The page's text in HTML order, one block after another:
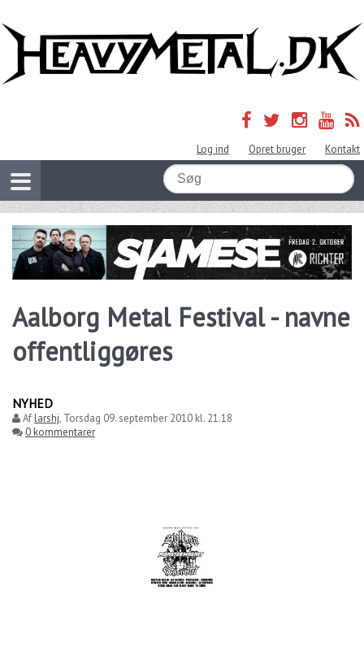
Log ind Opret bruger Kontakt
Aalborg Metal Festival - navne
offentliggøres
NYHED
Aflarshj, Torsdag 09. september 2010 kl. 21.18
0 kommentarer